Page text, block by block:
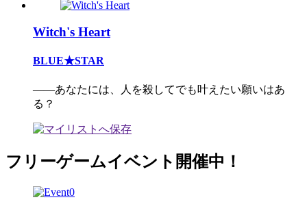
Witch's Heart
BLUE★STAR
――あなたには、人を殺してでも叶えたい願いはあ
る？
フリーゲームイベント開催中！